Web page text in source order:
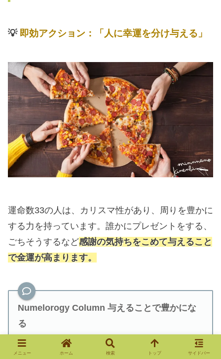
💡 即効アクション：「人に幸運を分け与える」
運命数33の人は、カリスマ性があり、周りを豊かに
する力を持っています。誰かにプレゼントをする、
ごちそうするなど感謝の気持ちをこめて与えること
で金運が高まります。
Numelorogy Column 与えることで豊かにな
る
「与えれば与えるほど、お金が増える」とい
う法則があります。与えたものが返ってくる
メニュー ホーム 検索 トップ サイドバー